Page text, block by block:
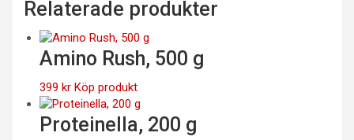
Relaterade produkter
Amino Rush, 500 g
399 kr Köp produkt
Proteinella, 200 g